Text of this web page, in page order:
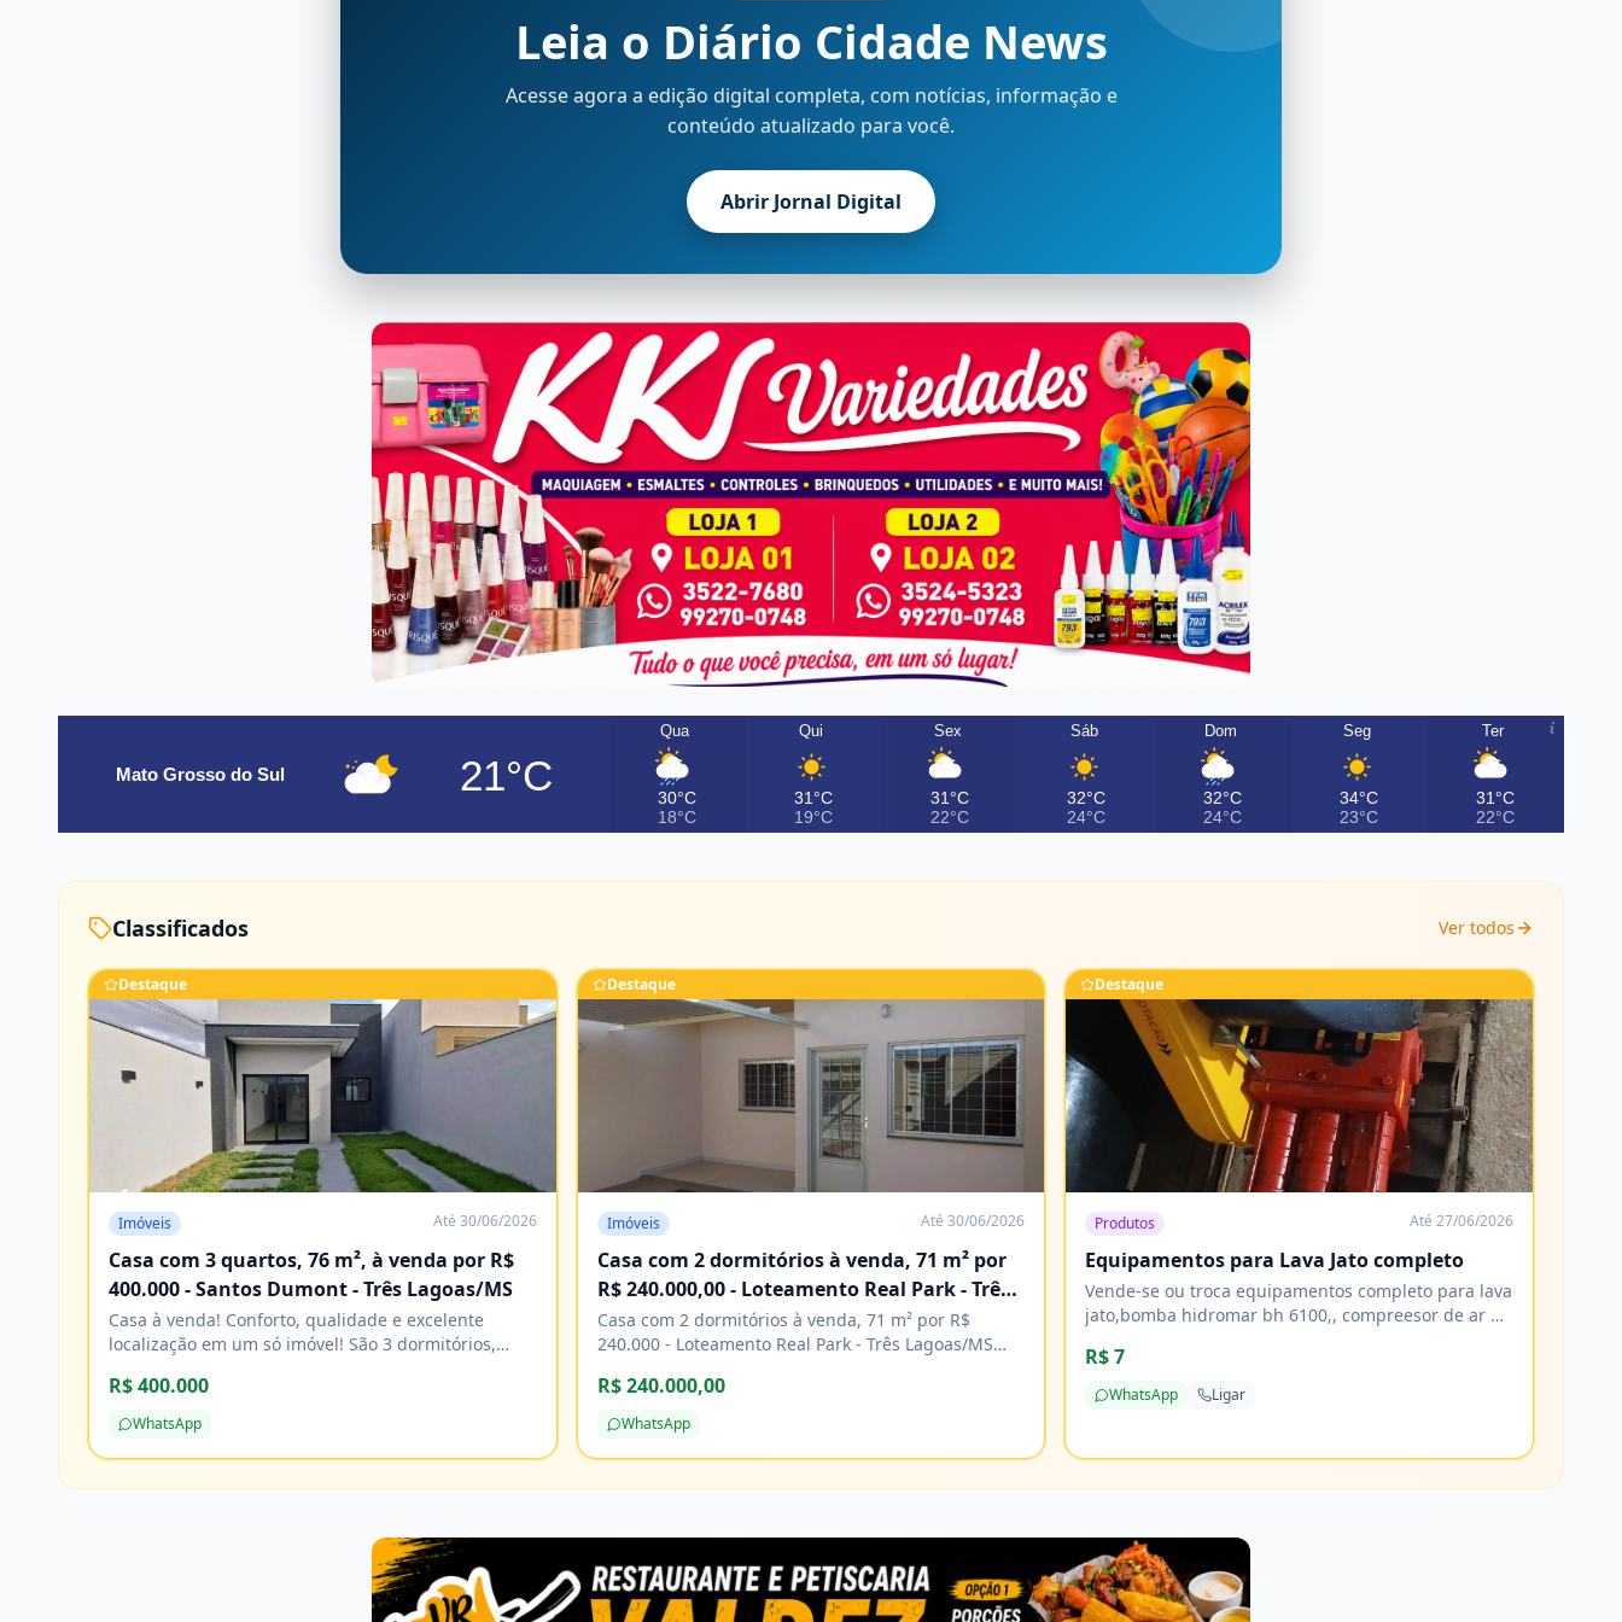
Leia o Diário Cidade News
Acesse agora a edição digital completa, com notícias, informação e
conteúdo atualizado para você.
Abrir Jornal Digital
Mato Grosso do Sul 21°C
Qua
30°C
18°C
Qui
31°C
19°C
Sex
31°C
22°C
Sáb
32°C
24°C
Dom
32°C
24°C
Seg
34°C
23°C
Ter
31°C
22°C
Classificados Ver todos
Destaque
Imóveis Até 30/06/2026
Casa com 3 quartos, 76 m², à venda por R$
400.000 - Santos Dumont - Três Lagoas/MS
Casa à venda! Conforto, qualidade e excelente
localização em um só imóvel! São 3 dormitórios,
acabamento impecável e excelente padrão de
construção. Agende sua visita e venha conhecer!
Esgoto Lavanderia Pavimentação Porcelanato
R$ 400.000
WhatsApp
Destaque
Imóveis Até30/06/2026
Casa com 2 dormitórios à venda, 71 m² por
R$ 240.000,00 - Loteamento Real Park - Três
Lagoas/MS
Casa com 2 dormitórios à venda, 71 m² por R$
240.000 - Loteamento Real Park - Três Lagoas/MS
R$ 240.000,00
WhatsApp
Destaque
Produtos Até 27/06/2026
Equipamentos para Lava Jato completo
Vende-se ou troca equipamentos completo para lava
jato,bomba hidromar bh 6100,, compreesor de ar 10
de 200 litros e mais de 20 metros de mangueiras
R$ 7
WhatsApp Ligar